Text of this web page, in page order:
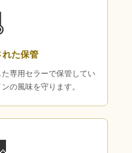
た保管
専用セラーで保管してい
の風味を守ります。